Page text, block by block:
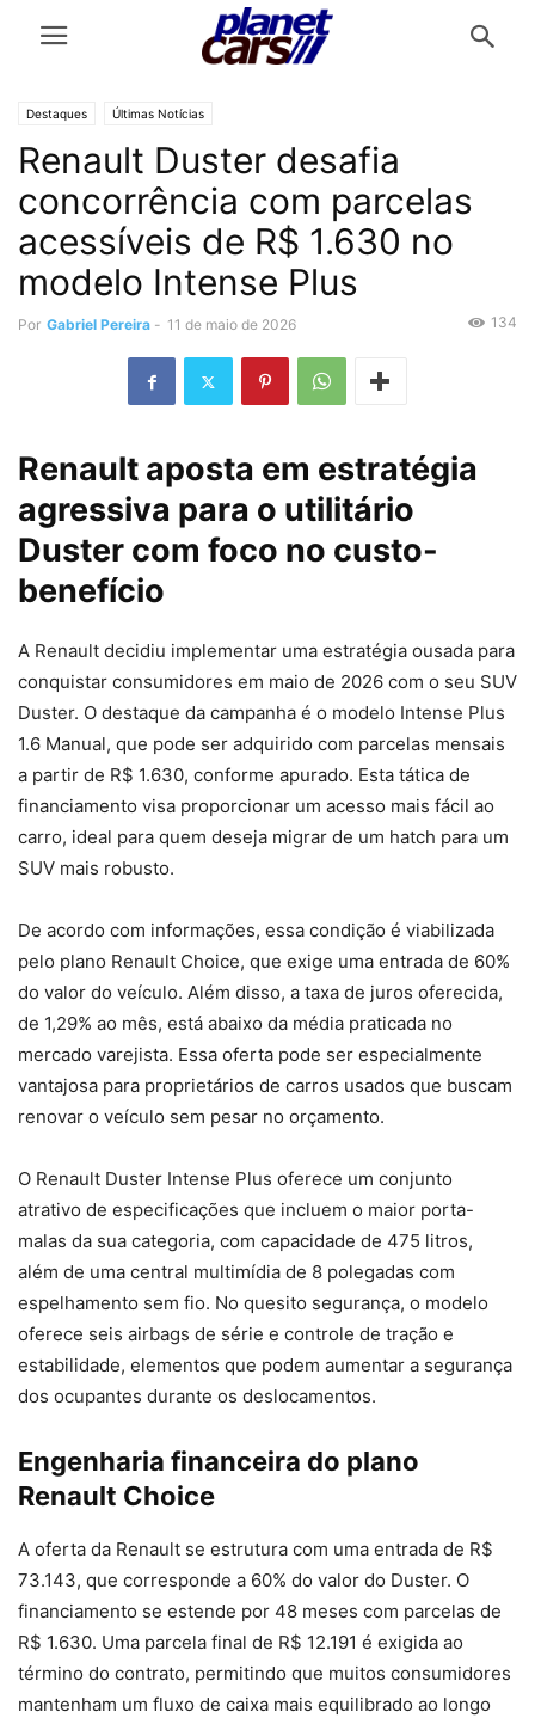
Destaques Últimas Notícias
Renault Duster desafia
concorrência com parcelas
acessíveis de R$ 1.630 no
modelo Intense Plus
Por Gabriel Pereira - 11 de maio de 2026 134
Renault aposta em estratégia
agressiva para o utilitário
Duster com foco no custo-
benefício
A Renault decidiu implementar uma estratégia ousada para
conquistar consumidores em maio de 2026 com o seu SUV
Duster. O destaque da campanha é o modelo Intense Plus
1.6 Manual, que pode ser adquirido com parcelas mensais
a partir de R$ 1.630, conforme apurado. Esta tática de
financiamento visa proporcionar um acesso mais fácil ao
carro, ideal para quem deseja migrar de um hatch para um
SUV mais robusto.
De acordo com informações, essa condição é viabilizada
pelo plano Renault Choice, que exige uma entrada de 60%
do valor do veículo. Além disso, a taxa de juros oferecida,
de 1,29% ao mês, está abaixo da média praticada no
mercado varejista. Essa oferta pode ser especialmente
vantajosa para proprietários de carros usados que buscam
renovar o veículo sem pesar no orçamento.
O Renault Duster Intense Plus oferece um conjunto
atrativo de especificações que incluem o maior porta-
malas da sua categoria, com capacidade de 475 litros,
além de uma central multimídia de 8 polegadas com
espelhamento sem fio. No quesito segurança, o modelo
oferece seis airbags de série e controle de tração e
estabilidade, elementos que podem aumentar a segurança
dos ocupantes durante os deslocamentos.
Engenharia financeira do plano
Renault Choice
A oferta da Renault se estrutura com uma entrada de R$
73.143, que corresponde a 60% do valor do Duster. O
financiamento se estende por 48 meses com parcelas de
R$ 1.630. Uma parcela final de R$ 12.191 é exigida ao
término do contrato, permitindo que muitos consumidores
mantenham um fluxo de caixa mais equilibrado ao longo